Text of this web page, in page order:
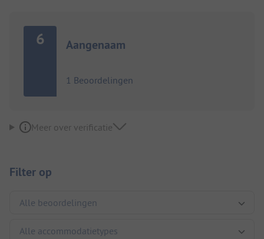
6 Aangenaam
1 Beoordelingen
Meer over verificatie
Filter op